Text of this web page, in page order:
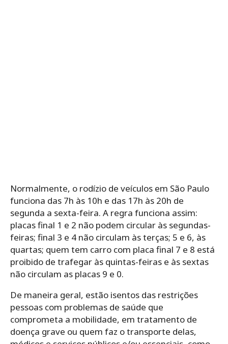
Normalmente, o rodízio de veículos em São Paulo
funciona das 7h às 10h e das 17h às 20h de
segunda a sexta-feira. A regra funciona assim:
placas final 1 e 2 não podem circular às segundas-
feiras; final 3 e 4 não circulam às terças; 5 e 6, às
quartas; quem tem carro com placa final 7 e 8 está
proibido de trafegar às quintas-feiras e às sextas
não circulam as placas 9 e 0.
De maneira geral, estão isentos das restrições
pessoas com problemas de saúde que
comprometa a mobilidade, em tratamento de
doença grave ou quem faz o transporte delas,